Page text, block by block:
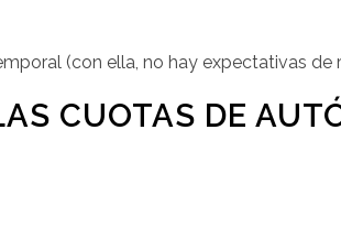
(con ella, no hay expectativas de
CUOTAS DE